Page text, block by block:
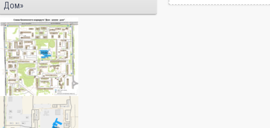
Дом»